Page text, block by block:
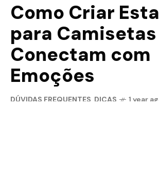
Como Criar
para
Conectam com
Emoções
DÚVIDAS FREQUENTES DICAS 1 year